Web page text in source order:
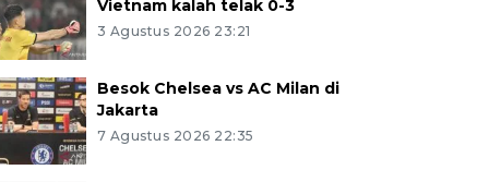
Vietnam kalah telak 0-3
3 Agustus 2026 23:21
Besok Chelsea vs AC Milan di
Jakarta
7 Agustus 2026 22:35